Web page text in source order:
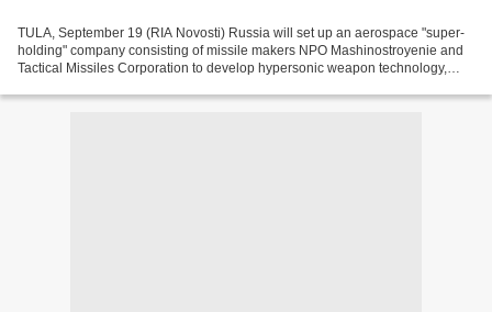
TULA, September 19 (RIA Novosti) Russia will set up an aerospace "super-
holding" company consisting of missile makers NPO Mashinostroyenie and
Tactical Missiles Corporation to develop hypersonic weapon technology,